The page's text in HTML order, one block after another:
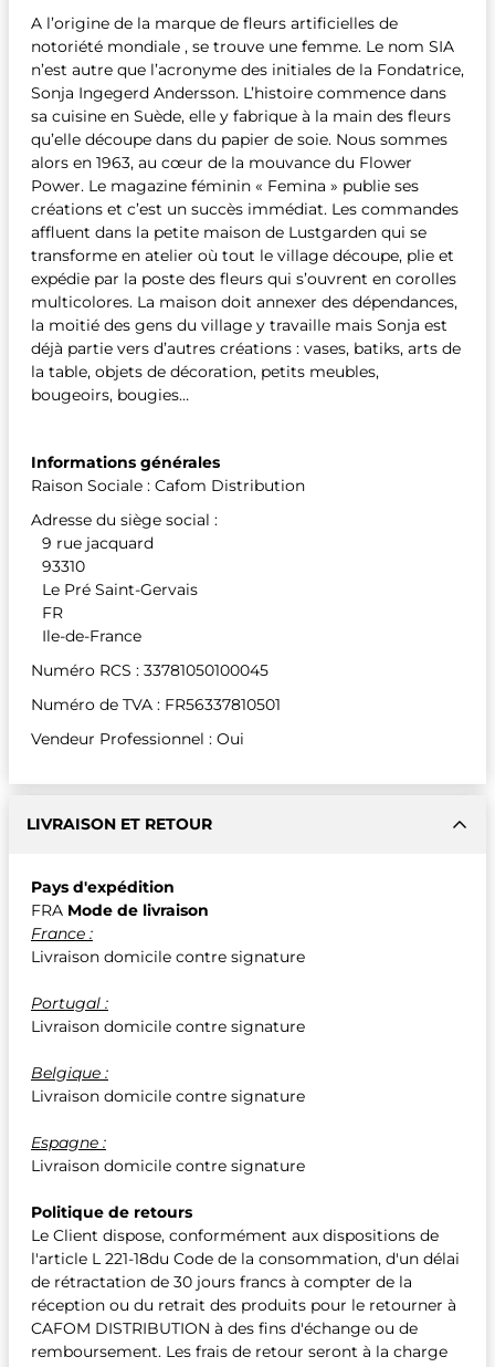
A l’origine de la marque de fleurs artificielles de
notoriété mondiale , se trouve une femme. Le nom SIA
n’est autre que l’acronyme des initiales de la Fondatrice,
Sonja Ingegerd Andersson. L’histoire commence dans
sa cuisine en Suède, elle y fabrique à la main des fleurs
qu’elle découpe dans du papier de soie. Nous sommes
alors en 1963, au cœur de la mouvance du Flower
Power. Le magazine féminin « Femina » publie ses
créations et c’est un succès immédiat. Les commandes
affluent dans la petite maison de Lustgarden qui se
transforme en atelier où tout le village découpe, plie et
expédie par la poste des fleurs qui s’ouvrent en corolles
multicolores. La maison doit annexer des dépendances,
la moitié des gens du village y travaille mais Sonja est
déjà partie vers d’autres créations : vases, batiks, arts de
la table, objets de décoration, petits meubles,
bougeoirs, bougies…
Informations générales
Raison Sociale : Cafom Distribution
Adresse du siège social :
9 rue jacquard
93310
Le Pré Saint-Gervais
FR
Ile-de-France
Numéro RCS : 33781050100045
Numéro de TVA : FR56337810501
Vendeur Professionnel : Oui
LIVRAISON ET RETOUR
Pays d'expédition
FRA Mode de livraison
France :
Livraison domicile contre signature
Portugal :
Livraison domicile contre signature
Belgique :
Livraison domicile contre signature
Espagne :
Livraison domicile contre signature
Politique de retours
Le Client dispose, conformément aux dispositions de
l'article L 221-18du Code de la consommation, d'un délai
de rétractation de 30 jours francs à compter de la
réception ou du retrait des produits pour le retourner à
CAFOM DISTRIBUTION à des fins d'échange ou de
remboursement. Les frais de retour seront à la charge